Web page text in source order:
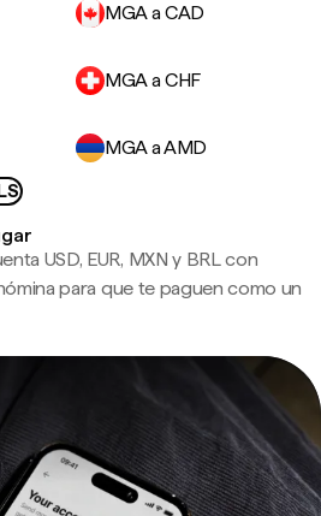
MGA a CAD
MGA a CHF
MGA a AMD
USD, EUR, MXN y BRL con
para que te paguen como un